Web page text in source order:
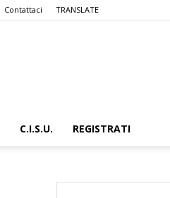
Contattaci TRANSLATE
C.I.S.U. REGISTRATI